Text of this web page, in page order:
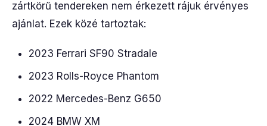
zártkörű tendereken nem érkezett rájuk érvényes
ajánlat. Ezek közé tartoztak:
2023 Ferrari SF90 Stradale
2023 Rolls-Royce Phantom
2022 Mercedes-Benz G650
2024 BMW XM